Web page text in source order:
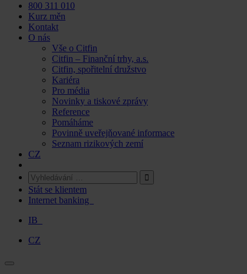
800 311 010
Kurz měn
Kontakt
O nás
Vše o Citfin
Citfin – Finanční trhy, a.s.
Citfin, spořitelní družstvo
Kariéra
Pro média
Novinky a tiskové zprávy
Reference
Pomáháme
Povinně uveřejňované informace
Seznam rizikových zemí
CZ
Stát se klientem
Internet banking
IB
CZ